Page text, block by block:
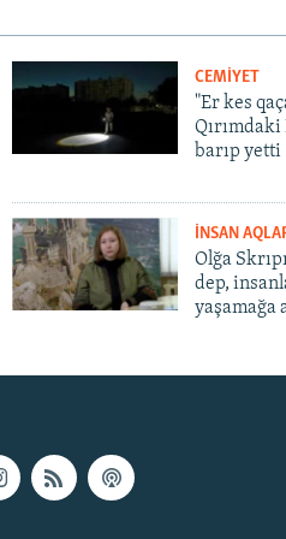
CEMİYET
"Er kes
barıp yetti
İNSAN
Olğa
dep,
yaşamağa